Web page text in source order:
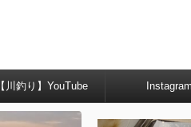
【川釣り】YouTube Instagram